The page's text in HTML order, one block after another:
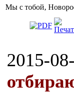
Мы с тобой,
2015-